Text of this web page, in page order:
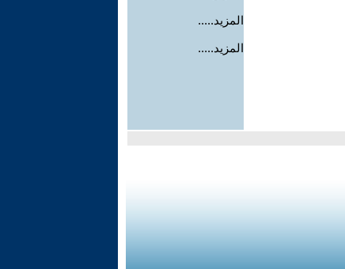
المزيد.....
المزيد.....